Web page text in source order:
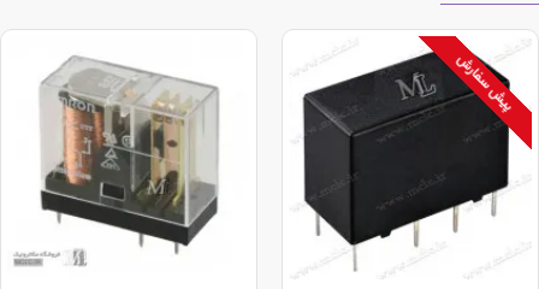
پیش سفارش